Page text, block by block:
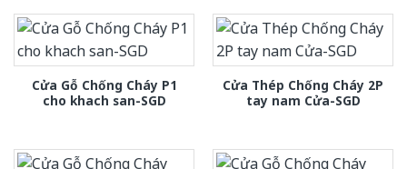
Cửa Gỗ Chống Cháy P1
cho khach san-SGD
Cửa Thép Chống Cháy 2P
tay nam Cửa-SGD